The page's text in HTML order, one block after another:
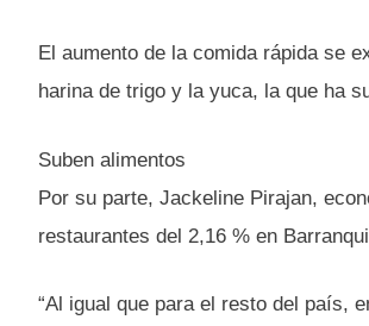
El aumento de la comida rápida se
harina de trigo y la yuca, la que ha
Suben alimentos
Por su parte, Jackeline Pirajan,
restaurantes del 2,16 % en
“Al igual que para el resto del país,